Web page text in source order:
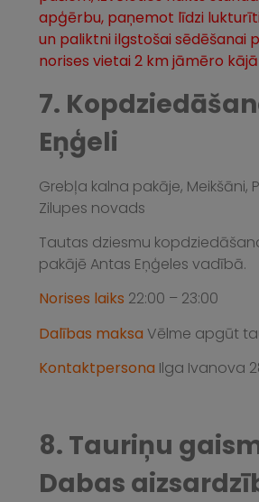
apģērbu, paņemot līdzi
un paliktni ilgstošai sēdēšanai
norises vietai 2 km jāmēro
7.
Eņģeli
Grebļa kalna pakāje, Meikšāni,
Zilupes novads
Tautas dziesmu
pakājē Antas Eņģeles vadībā.
Norises laiks 22:00 – 23:00
Dalības maksa Vēlme apgūt
Kontaktpersona Ilga Ivanova
8. Tauriņu
Dabas